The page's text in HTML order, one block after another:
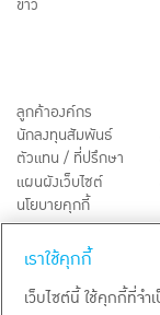
ข่าว
ลูกค้าองค์กร
นักลงทุนสัมพันธ์
ตัวแทน / ที่ปรึกษา
แผนผังเว็บไซต์
นโยบายคุกกี้
Third-Party Notices
TH EN
เราใช้คุกกี้
เว็บไซต์นี้ ใช้คุกกี้ที่จ